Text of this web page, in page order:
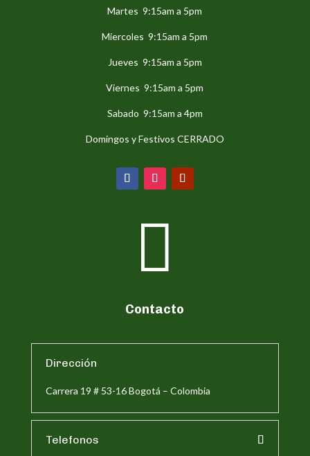
Martes 9:15am a 5pm
Miercoles 9:15am a 5pm
Jueves 9:15am a 5pm
Viernes 9:15am a 5pm
Sabado 9:15am a 4pm
Domingos y Festivos CERRADO

Contacto
Dirección
Carrera 19 # 53-16 Bogotá – Colombia
Telefonos